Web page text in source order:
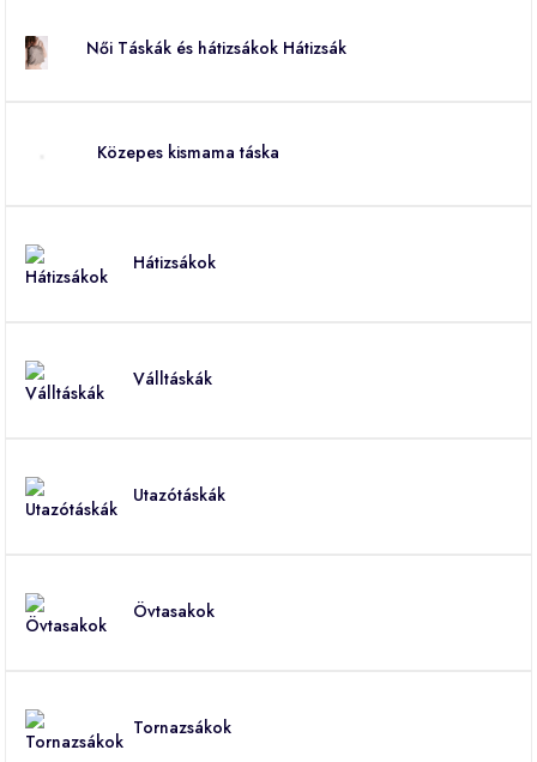
Női Táskák és hátizsákok Hátizsák
Közepes kismama táska
Hátizsákok
Válltáskák
Utazótáskák
Övtasakok
Tornazsákok